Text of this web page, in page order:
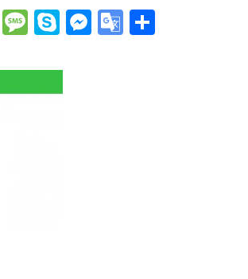
CopyMessage
SkypeMessenger
Google